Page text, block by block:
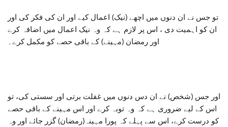
تو جس نے ان دنوں میں اچھے (نیک) اعمال کیے اور ان کی فکر کی اور
ان کو اہمیت دی ، اس پر لازم ہے کہ وہ نیک اعمال میں اضافہ کرے
اور رمضان (مہینے) کے باقی حصے کو مکمل کرے۔
اور جس (شخص) نے ان دس دنوں میں غفلت برتی اور سستی کی، تو
اس کے لیے ضروری ہے کہ وہ توبہ کرے اور اس مہینے کے باقی حصے
کو درست کرے، اس سے پہلے کہ پورا مہینہ(رمضان) گزر جائے اور وہ